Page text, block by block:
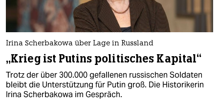
Irina Scherbakowa über Lage in Russland
„Krieg ist Putins politisches Kapital“
Trotz der über 300.000 gefallenen russischen Soldaten
bleibt die Unterstützung für Putin groß. Die Historikerin
Irina Scherbakowa im Gespräch.